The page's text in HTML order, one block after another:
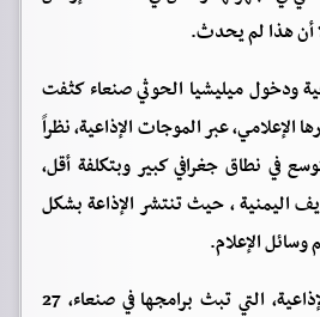
أن هذا لم يحدث.
ودخول ميليشيا الحوثي صنعاء كثفت
عبر الموجات الإذاعية، نظراً
في نطاق جغرافي كبير وبتكلفة أقل،
اليمنية ، حيث تنتشر الإذاعة بشكل
وسائل الإعلام.
وتجاوز عدد المحطات الإذاعية، التي تبث برامجها في صنعاء، 27